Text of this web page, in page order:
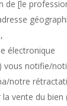
de [le
électronique
vous notifie/
notre
vente du